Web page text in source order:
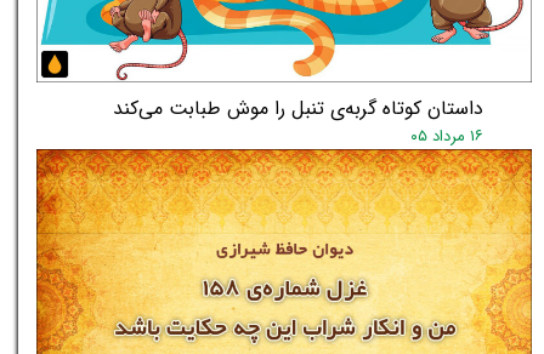
داستان کوتاه گربه‌ی تنبل را موش طبابت می‌کند
۱۶ مرداد ۰۵